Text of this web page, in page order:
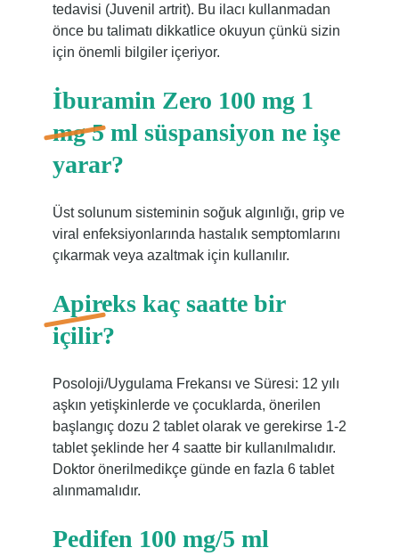
tedavisi (Juvenil artrit). Bu ilacı kullanmadan
önce bu talimatı dikkatlice okuyun çünkü sizin
için önemli bilgiler içeriyor.
İburamin Zero 100 mg 1
mg 5 ml süspansiyon ne işe
yarar?
Üst solunum sisteminin soğuk algınlığı, grip ve
viral enfeksiyonlarında hastalık semptomlarını
çıkarmak veya azaltmak için kullanılır.
Apireks kaç saatte bir
içilir?
Posoloji/Uygulama Frekansı ve Süresi: 12 yılı
aşkın yetişkinlerde ve çocuklarda, önerilen
başlangıç ​​dozu 2 tablet olarak ve gerekirse 1-2
tablet şeklinde her 4 saatte bir kullanılmalıdır.
Doktor önerilmedikçe günde en fazla 6 tablet
alınmamalıdır.
Pedifen 100 mg/5 ml